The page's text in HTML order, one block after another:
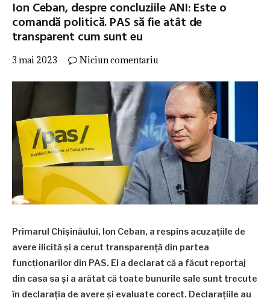
Ion Ceban, despre concluziile ANI: Este o
comandă politică. PAS să fie atât de
transparent cum sunt eu
3 mai 2023 Niciun comentariu
Primarul Chișinăului, Ion Ceban, a respins acuzațiile de
avere ilicită și a cerut transparență din partea
funcționarilor din PAS. El a declarat că a făcut reportaj
din casa sa și a arătat că toate bunurile sale sunt trecute
în declarația de avere și evaluate corect. Declarațiile au